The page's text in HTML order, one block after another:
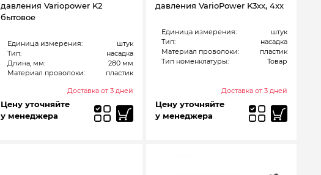
давления Variopower K2
бытовое
Единица измерения:
штук
Тип:
насадка
Длина, мм:
280 мм
Материал проволоки:
пластик
Доставка от 3 дней
Цену уточняйте
у менеджера
давления VarioPower K3xx, 4xx
Единица измерения:
штук
Тип:
насадка
Материал проволоки:
пластик
Тип номенклатуры:
Товар
Доставка от 3 дней
Цену уточняйте
у менеджера